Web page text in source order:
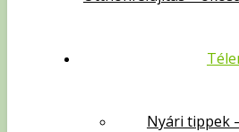
Nyári tippek